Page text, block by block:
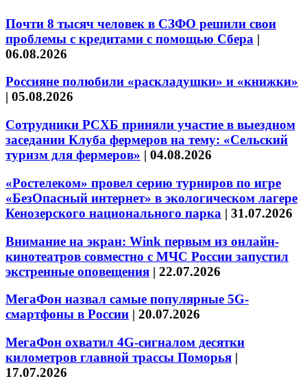
Почти 8 тысяч человек в СЗФО решили свои
проблемы с кредитами с помощью Сбера |
06.08.2026
Россияне полюбили «раскладушки» и «книжки»
| 05.08.2026
Сотрудники РСХБ приняли участие в выездном
заседании Клуба фермеров на тему: «Сельский
туризм для фермеров» | 04.08.2026
«Ростелеком» провел серию турниров по игре
«БезОпасный интернет» в экологическом лагере
Кенозерского национального парка | 31.07.2026
Внимание на экран: Wink первым из онлайн-
кинотеатров совместно с МЧС России запустил
экстренные оповещения | 22.07.2026
МегаФон назвал самые популярные 5G-
смартфоны в России | 20.07.2026
МегаФон охватил 4G-сигналом десятки
километров главной трассы Поморья |
17.07.2026